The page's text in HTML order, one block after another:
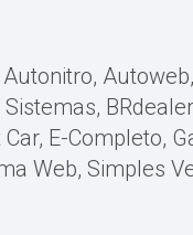
E-Completo,
Web, Simples